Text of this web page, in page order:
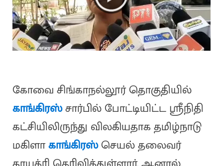
கோவை சிங்காநல்லூர் தொகுதியில்
காங்கிரஸ்சார்பில் போட்டியிட்ட ஸ்ரீநிதி
கட்சியிலிருந்து விலகியதாக தமிழ்நாடு
மகிளாகாங்கிரஸ்செயல் தலைவர்